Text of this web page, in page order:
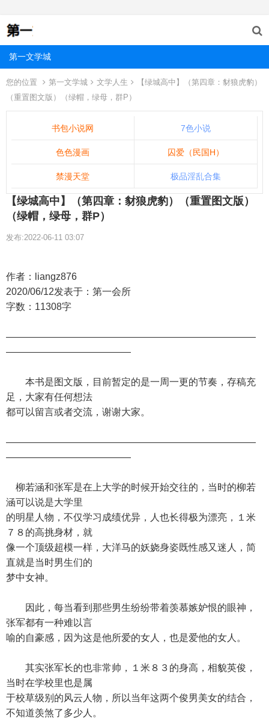
第一文学城
您的位置 第一文学城 文学人生
【绿城高中】（第四章：豺狼虎豹）
（重置图文版）（绿帽，绿母，群P）
书包小说网 7色小说
色色漫画 囚爱（民国H）
禁漫天堂 极品淫乱合集
【绿城高中】（第四章：豺狼虎豹）（重置图文版）
（绿帽，绿母，群P）
发布:2022-06-11 03:07
作者：liangz876
2020/06/12发表于：第一会所
字数：11308字
——————————————————————————
—————————————
本书是图文版，目前暂定的是一周一更的节奏，存稿充
足，大家有任何想法
都可以留言或者交流，谢谢大家。
——————————————————————————
—————————————
柳若涵和张军是在上大学的时候开始交往的，当时的柳若
涵可以说是大学里
的明星人物，不仅学习成绩优异，人也长得极为漂亮，１米
７８的高挑身材，就
像一个顶级超模一样，大洋马的妖娆身姿既性感又迷人，简
直就是当时男生们的
梦中女神。
因此，每当看到那些男生纷纷带着羡慕嫉妒恨的眼神，
张军都有一种难以言
喻的自豪感，因为这是他所爱的女人，也是爱他的女人。
其实张军长的也非常帅，１米８３的身高，相貌英俊，
当时在学校里也是属
于校草级别的风云人物，所以当年这两个俊男美女的结合，
不知道羡煞了多少人。